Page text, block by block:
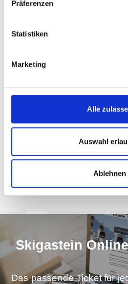
Präferenzen
Statistiken
Marketing
Alle
Auswahl
Ablehnen
Schneeschuhe
Skigastein
Das passende Ticket für